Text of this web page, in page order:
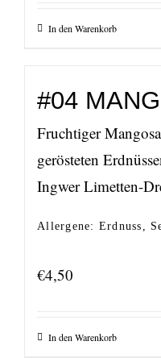
In den Warenkorb
#04
Fruchtiger
gerösteten
Ingwer Limetten-
Allergene: Erdnuss,
€4,50
In den Warenkorb